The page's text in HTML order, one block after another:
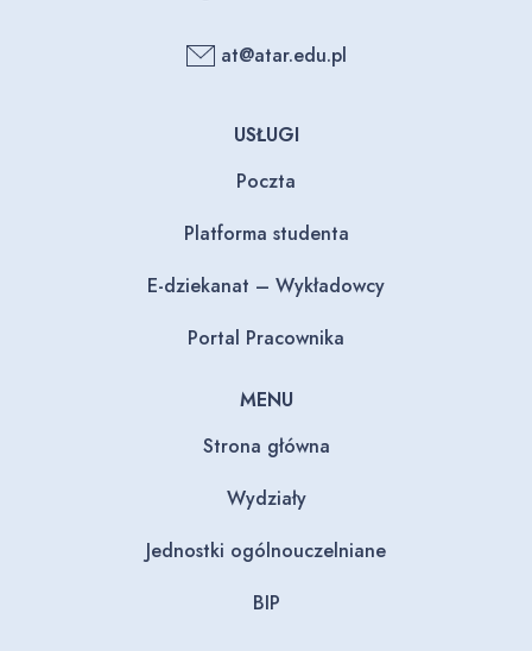
at@atar.edu.pl
USŁUGI
Poczta
Platforma studenta
E-dziekanat – Wykładowcy
Portal Pracownika
MENU
Strona główna
Wydziały
Jednostki ogólnouczelniane
BIP